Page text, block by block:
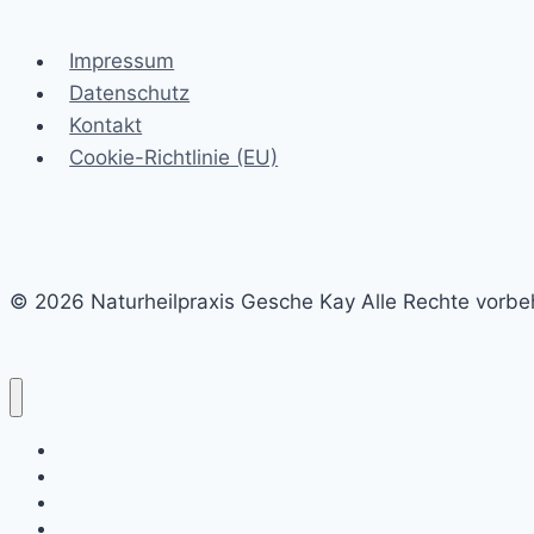
Impressum
Datenschutz
Kontakt
Cookie-Richtlinie (EU)
© 2026 Naturheilpraxis Gesche Kay Alle Rechte